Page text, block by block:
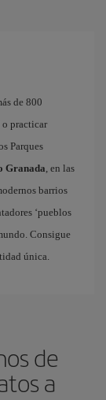
de 800
o practicar
Parques
Granada , en las
barrios
‘pueblos
Consigue
única.
de
a